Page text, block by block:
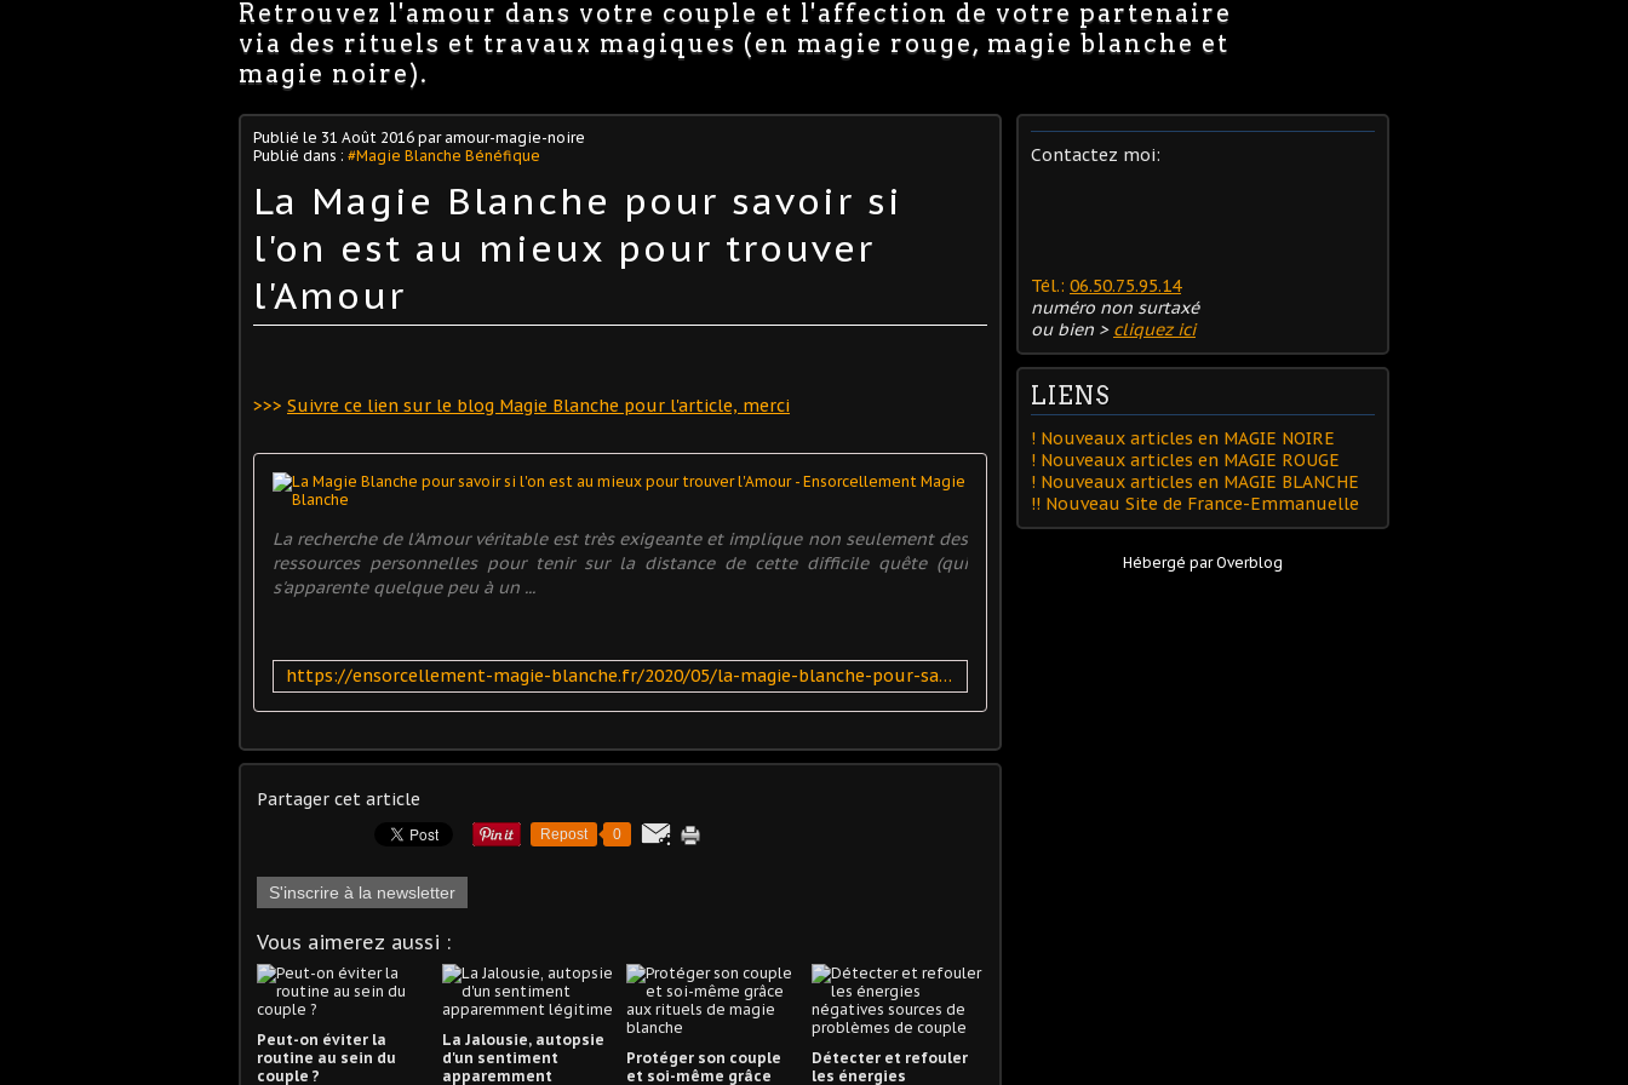
Retrouvez l'amour dans votre couple et l'affection de votre partenaire
via des rituels et travaux magiques (en magie rouge, magie blanche et
magie noire).
Publié le 31 Août 2016 par amour-magie-noire
Publié dans : #Magie Blanche Bénéfique
La Magie Blanche pour savoir si
l'on est au mieux pour trouver
l'Amour
>>> Suivre ce lien sur le blog Magie Blanche pour l'article, merci
La Magie Blanche pour savoir si l'on est au mieux pour trouver
La recherche de l'Amour véritable est très exigeante et implique non seulement des
ressources personnelles pour tenir sur la distance de cette difficile quête (qui
s'apparente quelque peu à un ...
https://ensorcellement-magie-blanche.fr/2020/05/la-magie-blanche-pour-savoir-si-l-on-est-au-mieux-pour-trouver-l-amour.html
Partager cet article
Repost 0
S'inscrire à la newsletter
Vous aimerez aussi :
Peut-on éviter la
routine au sein du
couple ?
La Jalousie, autopsie
d'un sentiment
apparemment
Protéger son couple
et soi-même grâce
Détecter et refouler
les énergies
Contactez moi:
Tél.: 06.50.75.95.14
numéro non surtaxé
ou bien > cliquez ici
LIENS
! Nouveaux articles en MAGIE NOIRE
! Nouveaux articles en MAGIE ROUGE
! Nouveaux articles en MAGIE BLANCHE
!! Nouveau Site de France-Emmanuelle
Hébergé parOverblog